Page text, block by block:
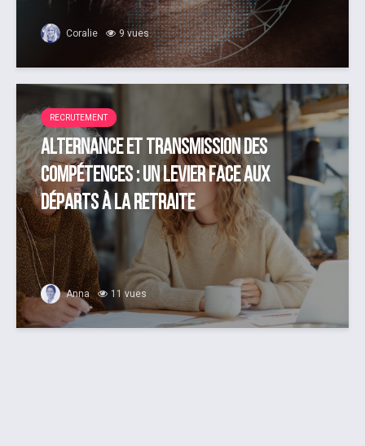
Coralie 9 vues
RECRUTEMENT
Alternance et transmission des
compétences : un levier face aux
départs à la retraite
Anna 11 vues